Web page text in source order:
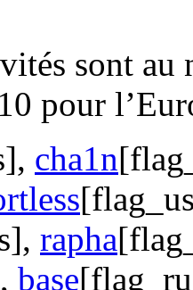
sont au
pour
cha1n
rapha
base